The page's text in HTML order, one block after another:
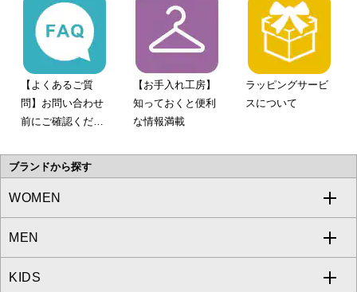
【よくあるご質
問】お問い合わせ
前にご確認くださ
【お手入れ工房】
知っておくと便利
な情報満載
ラッピングサービ
スについて
ブランドから探す
WOMEN
a.v.v
MICHEL KLEIN
MEN
a.v.v
KIDS